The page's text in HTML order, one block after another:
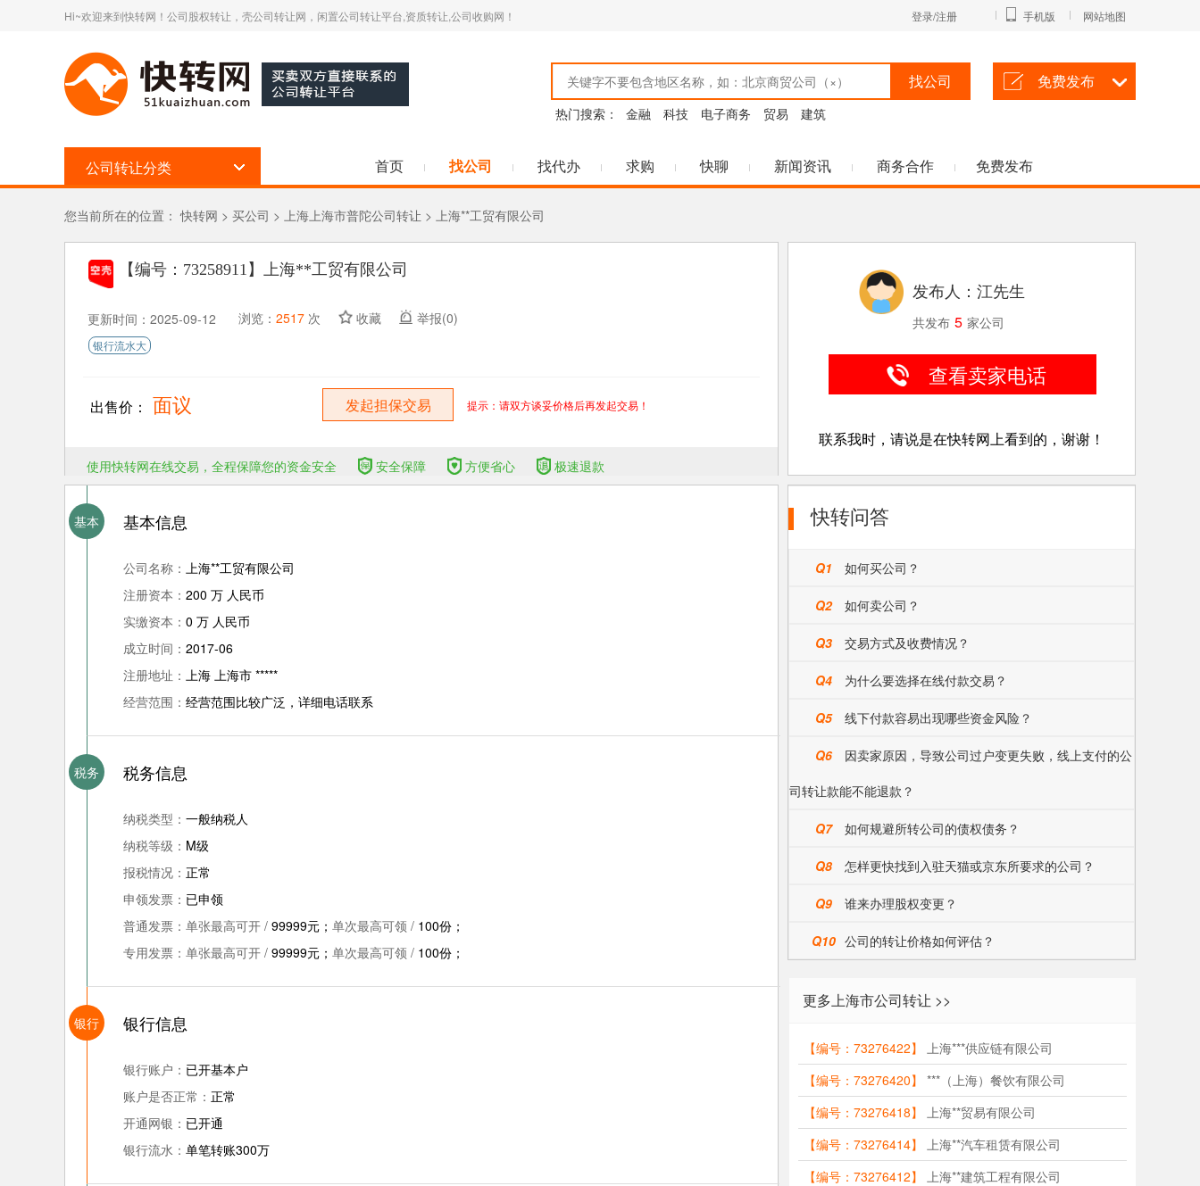
Hi~欢迎来到快转网！公司股权转让，壳公司转让网，闲置公司转让平台,资质转让,公司收购网！ 登录/注册 手机版 网站地图
找公司
热门搜索： 金融 科技 电子商务 贸易 建筑
免费发布
公司转让分类 首页 找公司 找代办 求购 快聊 新闻资讯 商务合作 免费发布
您当前所在的位置：快转网 > 买公司 > 上海上海市普陀公司转让 > 上海**工贸有限公司
【编号：73258911】 上海**工贸有限公司
更新时间：2025-09-12 浏览： 2517次 收藏 举报(0)
银行流水大
出售价： 面议 发起担保交易 提示：请双方谈妥价格后再发起交易！
使用快转网在线交易，全程保障您的资金安全 安全保障 方便省心 极速退款
发布人：江先生
共发布 5 家公司
查看卖家电话
联系我时，请说是在快转网上看到的，谢谢！
基本 基本信息
公司名称： 上海**工贸有限公司
注册资本： 200 万 人民币
实缴资本： 0 万 人民币
成立时间： 2017-06
注册地址： 上海 上海市 *****
经营范围： 经营范围比较广泛，详细电话联系
税务 税务信息
纳税类型： 一般纳税人
纳税等级： M级
报税情况： 正常
申领发票： 已申领
普通发票： 单张最高可开 / 99999元； 单次最高可领 / 100份；
专用发票： 单张最高可开 / 99999元； 单次最高可领 / 100份；
银行 银行信息
银行账户： 已开基本户
账户是否正常： 正常
开通网银： 已开通
银行流水： 单笔转账300万
快转问答
Q1 如何买公司？
Q2 如何卖公司？
Q3 交易方式及收费情况？
Q4 为什么要选择在线付款交易？
Q5 线下付款容易出现哪些资金风险？
Q6
因卖家原因，导致公司过户变更失败，线上支付的公
司转让款能不能退款？
Q7 如何规避所转公司的债权债务？
Q8 怎样更快找到入驻天猫或京东所要求的公司？
Q9 谁来办理股权变更？
Q10 公司的转让价格如何评估？
更多上海市公司转让 >>
【编号：73276422】 上海***供应链有限公司
【编号：73276420】 ***（上海）餐饮有限公司
【编号：73276418】 上海**贸易有限公司
【编号：73276414】 上海**汽车租赁有限公司
【编号：73276412】 上海**建筑工程有限公司